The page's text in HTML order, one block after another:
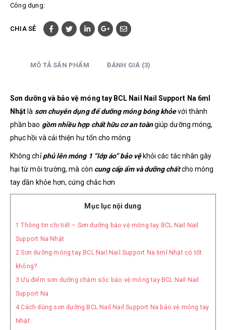
Công dụng:
CHIA SẺ
MÔ TẢ SẢN PHẨM ĐÁNH GIÁ (3)
Sơn dưỡng và bảo vệ móng tay BCL Nail Nail Support Na 6ml
Nhậtlà sơn chuyên dụng để dưỡng móng bóng khỏevới thành
phần bao gồm nhiều hợp chất hữu cơ an toàngiúp dưỡng móng,
phục hồi và cải thiện hư tổn cho móng
Không chỉphủ lên móng 1 “lớp áo” bảo vệkhỏi các tác nhân gây
hại từ môi trường, mà còn cung cấp ẩm và dưỡng chấtcho móng
tay dần khỏe hơn, cứng chắc hơn
Mục lục nội dung
1 Thông tin chi tiết – Sơn dưỡng bảo vệ móng tay BCL Nail Nail
Support Na Nhật
2 Sơn dưỡng móng tay BCL Nail Nail Support Na 6ml Nhật có tốt
không?
3 Ưu điểm sơn dưỡng chăm sóc bảo vệ móng tay BCL Nail Nail
Support Na
4Cách dùng sơn dưỡng BCL Nail Nail Support Na bảo vệ móng tay
Nhật